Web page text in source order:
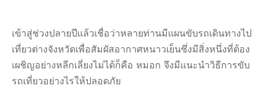
เข้าสู่ช่วงปลายปีแล้วเชื่อว่าหลายท่านมีแผนขับรถเดินทางไป
เที่ยวต่างจังหวัดเพื่อสัมผัสอากาศหนาวเย็นซึ่งมีสิ่งหนึ่งที่ต้อง
เผชิญอย่างหลีกเลี่ยงไม่ได้ก็คือ หมอก จึงมีแนะนำวิธีการขับ
รถเที่ยวอย่างไรให้ปลอดภัย